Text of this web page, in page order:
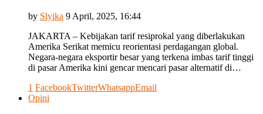
by Slyika 9 April, 2025, 16:44
JAKARTA – Kebijakan tarif resiprokal yang diberlakukan
Amerika Serikat memicu reorientasi perdagangan global.
Negara-negara eksportir besar yang terkena imbas tarif tinggi
di pasar Amerika kini gencar mencari pasar alternatif di…
1 FacebookTwitterWhatsappEmail
Opini